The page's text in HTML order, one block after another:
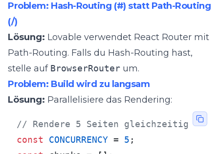
Problem: Hash-Routing (#) statt Path-Routing
(/)
Lösung: Lovable verwendet React Router mit
Path-Routing. Falls du Hash-Routing hast,
stelle auf BrowserRouter um.
Problem: Build wird zu langsam
Lösung: Parallelisiere das Rendering:
// Rendere 5 Seiten gleichzeitig
const
CONCURRENCY = 5